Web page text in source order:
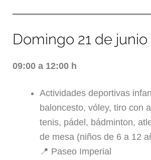
Domingo 21 de junio
09:00 a 12:00 h
Actividades deportivas
baloncesto, vóley, tiro con
tenis, pádel, bádminton,
de mesa (niños de 6 a 12
📍 Paseo Imperial